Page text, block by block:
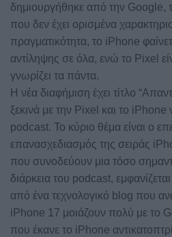
δημιουργήθηκε από την Google,
που δεν έχει ορισμένα
πραγματικότητα, το iPhone
αντίληψης σε όλα, ενώ το Pixel
γνωρίζει τα πάντα.
Η νέα διαφήμιση έχει τίτλο
ξεκινά με την Pixel και το iPhone
podcast. Το κύριο θέμα είναι ο
επανασχεδιασμός της σειράς
που συνοδεύουν μια τόσο
διάρκεια του podcast,
από ένα τεχνολογικό blog που
iPhone 17 μοιάζουν πολύ με το
που έκανε το iPhone